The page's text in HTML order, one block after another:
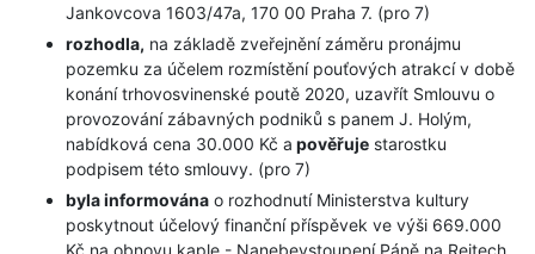
Jankovcova 1603/47a, 170 00 Praha 7. (pro 7)
rozhodla, na základě zveřejnění záměru pronájmu
pozemku za účelem rozmístění pouťových atrakcí v době
konání trhovosvinenské poutě 2020, uzavřít Smlouvu o
provozování zábavných podniků s panem J. Holým,
nabídková cena 30.000 Kč a pověřuje starostku
podpisem této smlouvy. (pro 7)
byla informována o rozhodnutí Ministerstva kultury
poskytnout účelový finanční příspěvek ve výši 669.000
Kč na obnovu kaple - Nanebevstoupení Páně na Rejtech